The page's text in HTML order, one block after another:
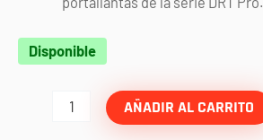
Disponible
Protector
escapes
AÑADIR AL CARRITO